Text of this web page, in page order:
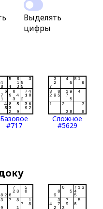
Выделять
цифры
Базовое
#717
Сложное
#5629